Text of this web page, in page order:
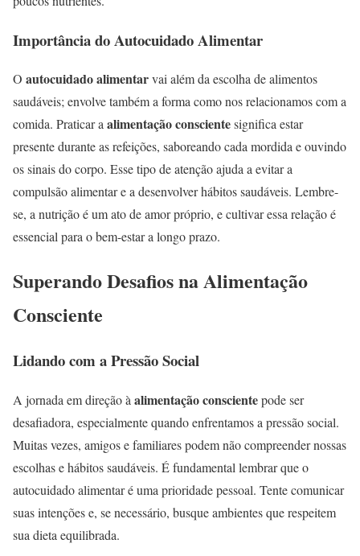
Importância do Autocuidado Alimentar
O autocuidado alimentarvai além da escolha de alimentos
saudáveis; envolve também a forma como nos relacionamos com a
comida. Praticar aalimentação conscientesignifica estar
presente durante as refeições, saboreando cada mordida e ouvindo
os sinais do corpo. Esse tipo de atenção ajuda a evitar a
compulsão alimentar e a desenvolver hábitos saudáveis. Lembre-
se, a nutrição é um ato de amor próprio, e cultivar essa relação é
essencial para o bem-estar a longo prazo.
Superando Desafios na Alimentação
Consciente
Lidando com a Pressão Social
A jornada em direção à alimentação conscientepode ser
desafiadora, especialmente quando enfrentamos a pressão social.
Muitas vezes, amigos e familiares podem não compreender nossas
escolhas e hábitos saudáveis. É fundamental lembrar que o
autocuidado alimentar é uma prioridade pessoal. Tente comunicar
suas intenções e, se necessário, busque ambientes que respeitem
sua dieta equilibrada.